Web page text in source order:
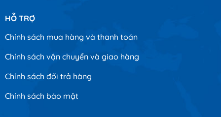
HỖ TRỢ
Chính sách mua hàng và thanh toán
Chính sách vận chuyển và giao hàng
Chính sách đổi trả hàng
Chính sách bảo mật